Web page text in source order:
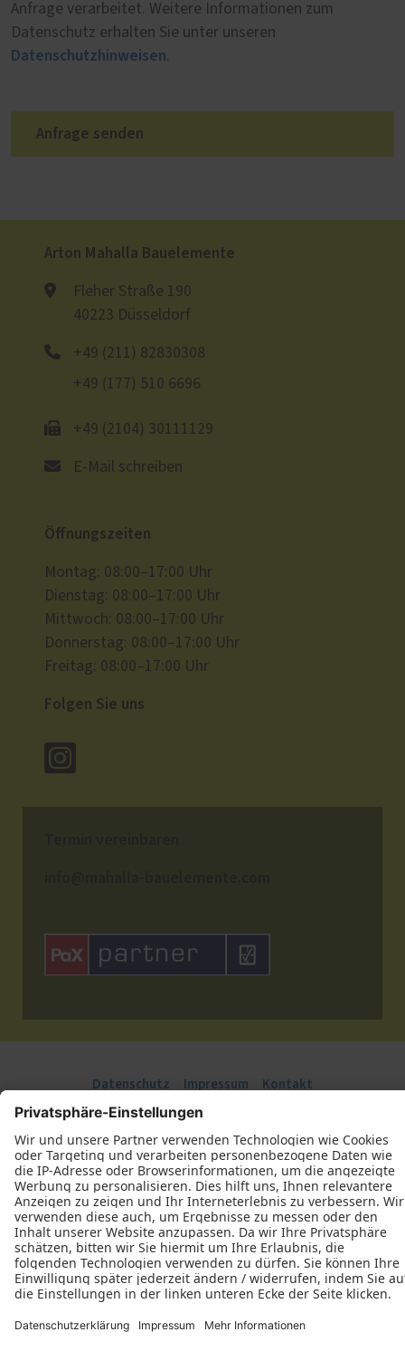
Anfrage verarbeitet. Weitere Informationen zum
Datenschutz erhalten Sie unter unseren
Datenschutzhinweisen.
Anfrage senden
Arton Mahalla Bauelemente
Fleher Straße 190
40223 Düsseldorf
+49 (211) 82830308
+49 (177) 510 6696
+49 (2104) 30111129
E-Mail schreiben
Öffnungszeiten
Montag: 08:00–17:00 Uhr
Dienstag: 08:00–17:00 Uhr
Mittwoch: 08:00–17:00 Uhr
Donnerstag: 08:00–17:00 Uhr
Freitag: 08:00–17:00 Uhr
Folgen Sie uns
Datenschutz Impressum
Kontakt
Arton Mahalla Bauelemente © 2026